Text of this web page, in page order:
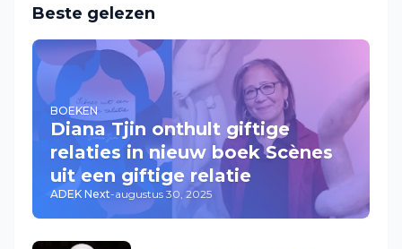
Beste gelezen
BOEKEN
Diana Tjin onthult giftige
relaties in nieuw boek Scènes
uit een giftige relatie
ADEK Next-augustus 30, 2025